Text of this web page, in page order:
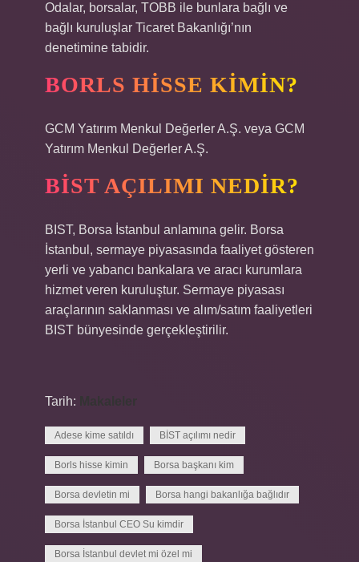
Odalar, borsalar, TOBB ile bunlara bağlı ve
bağlı kuruluşlar Ticaret Bakanlığı’nın
denetimine tabidir.
BORLS HISSE KIMIN?
GCM Yatırım Menkul Değerler A.Ş. veya GCM
Yatırım Menkul Değerler A.Ş.
BİST AÇILIMI NEDIR?
BIST, Borsa İstanbul anlamına gelir. Borsa
İstanbul, sermaye piyasasında faaliyet gösteren
yerli ve yabancı bankalara ve aracı kurumlara
hizmet veren kuruluştur. Sermaye piyasası
araçlarının saklanması ve alım/satım faaliyetleri
BIST bünyesinde gerçekleştirilir.
Tarih:
Adese kime satıldı BİST açılımı nedir
Borls hisse kimin Borsa başkanı kim
Borsa devletin mi Borsa hangi bakanlığa bağlıdır
Borsa İstanbul CEO Su kimdir
Borsa İstanbul devlet mi özel mi